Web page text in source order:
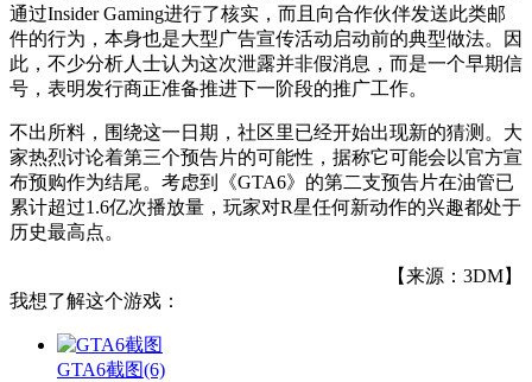
通过Insider Gaming进行了核实，而且向合作伙伴发送此类邮
件的行为，本身也是大型广告宣传活动启动前的典型做法。因
此，不少分析人士认为这次泄露并非假消息，而是一个早期信
号，表明发行商正准备推进下一阶段的推广工作。
不出所料，围绕这一日期，社区里已经开始出现新的猜测。大
家热烈讨论着第三个预告片的可能性，据称它可能会以官方宣
布预购作为结尾。考虑到《GTA6》的第二支预告片在油管已
累计超过1.6亿次播放量，玩家对R星任何新动作的兴趣都处于
历史最高点。
【来源：3DM】
我想了解这个游戏：
GTA6截图(6)